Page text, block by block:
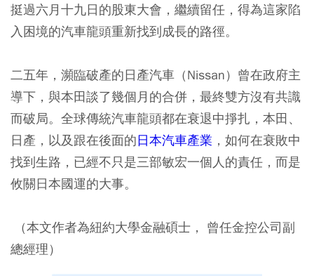
挺過六月十九日的股東大會，繼續留任，得為這家陷
入困境的汽車龍頭重新找到成長的路徑。
二五年，瀕臨破產的日產汽車（Nissan）曾在政府主
導下，與本田談了幾個月的合併，最終雙方沒有共識
而破局。全球傳統汽車龍頭都在衰退中掙扎，本田、
日產，以及跟在後面的日本汽車產業 ，如何在衰敗中
找到生路，已經不只是三部敏宏一個人的責任，而是
攸關日本國運的大事。
（本文作者為紐約大學金融碩士， 曾任金控公司副
總經理）